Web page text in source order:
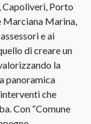
Porto
Marciana Marina,
e ai
di creare un
la
panoramica
che
Con “Comune